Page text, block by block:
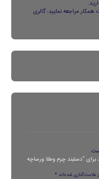
همکار مراجعه نمایید:گالری
برای “دستبند چرم وطلا ورساچه
علامت‌گذاری شده‌اند*